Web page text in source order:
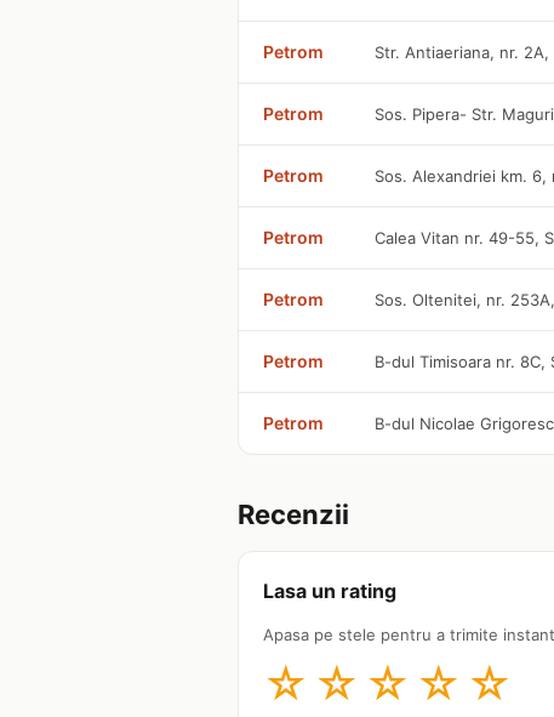
Petrom Str. Antiaeriana, nr. 2A,
Petrom Sos. Pipera- Str.
Petrom Sos. Alexandriei km. 6,
Petrom Calea Vitan nr. 49-55,
Petrom Sos. Oltenitei, nr.
Petrom B-dul Timisoara nr. 8C,
Petrom B-dul Nicolae
Recenzii
Lasa un rating
Apasa pe stele pentru a trimite
☆ ☆ ☆ ☆ ☆